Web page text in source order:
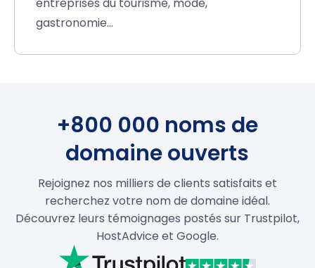
gastronomie…
+800 000 noms de
domaine ouverts
Rejoignez nos milliers de clients satisfaits et
recherchez votre nom de domaine idéal.
Découvrez leurs témoignages postés sur Trustpilot,
HostAdvice et Google.